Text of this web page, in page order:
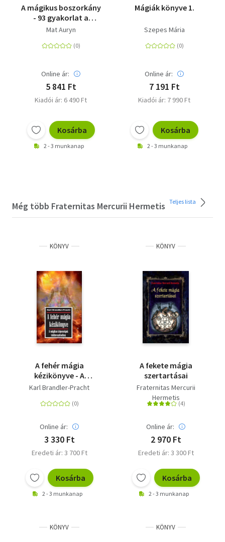
A mágikus boszorkány
- 93 gyakorlat a
meditáció, mágia,
pszichikus képességek
Mat Auryn
Online ár:
5 841 Ft
Kiadói ár: 6 490 Ft
Kosárba
2 - 3 munkanap
Mágiák könyve 1.
Szepes Mária
Online ár:
7 191 Ft
Kiadói ár: 7 990 Ft
Kosárba
2 - 3 munkanap
Még több Fraternitas Mercurii Hermetis Teljes lista
KÖNYV
A fehér mágia
kézikönyve - A
mágikus képességek
Karl Brandler-Pracht
Online ár:
3 330 Ft
Eredeti ár: 3 700 Ft
Kosárba
2 - 3 munkanap
KÖNYV
A fekete mágia
szertartásai
Fraternitas Mercurii
Hermetis
Online ár:
2 970 Ft
Eredeti ár: 3 300 Ft
Kosárba
2 - 3 munkanap
KÖNYV KÖNYV